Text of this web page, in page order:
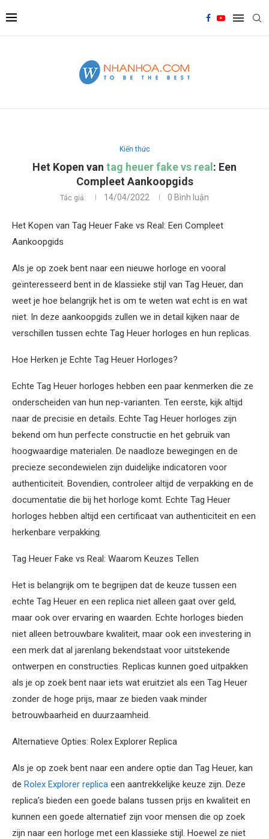
Kiến thức
Het Kopen van tag heuer fake vs real : Een
Compleet Aankoopgids
Tác giả: 14/04/2022 0 Bình luận
Het Kopen van Tag Heuer Fake vs Real: Een Compleet
Aankoopgids
Als je op zoek bent naar een nieuwe horloge en vooral
geïnteresseerd bent in de klassieke stijl van Tag Heuer, dan
weet je hoe belangrijk het is om te weten wat echt is en wat
niet. In deze aankoopgids zullen we in detail kijken naar de
verschillen tussen echte Tag Heuer horloges en hun replicas.
Hoe Herken je Echte Tag Heuer Horloges?
Echte Tag Heuer horloges hebben een paar kenmerken die ze
onderscheiden van hun nep-varianten. Ten eerste, kijk altijd
naar de precisie en details. Echte Tag Heuer horloges zijn
bekend om hun perfecte constructie en het gebruik van
hoogwaardige materialen. De naadloze bewegingen en de
precieze secondewielen zijn duidelijke indicatoren voor
authenticiteit. Bovendien, controleer altijd de verpakking en de
documentatie die bij het horloge komt. Echte Tag Heuer
horloges hebben altijd een certificaat van authenticiteit en een
herkenbare verpakking.
Tag Heuer Fake vs Real: Waarom Keuzes Tellen
Het is belangrijk om te begrijpen dat de keuze tussen een
echte Tag Heuer en een replica niet alleen gaat over geld,
maar ook over ervaring en waarden. Echte horloges bieden
niet alleen betrouwbare kwaliteit, maar ook een investering in
een merk dat al jarenlang bekendstaat voor uitstekende
ontwerpen en constructies. Replicas kunnen goed uitpakken
als je op zoek bent naar iets wat eruitziet als een Tag Heuer
zonder de hoge prijs, maar ze bieden vaak minder
betrouwbaarheid en duurzaamheid.
Alternatieve Opties: Rolex Explorer Replica
Als je op zoek bent naar een andere optie dan Tag Heuer, kan
de Rolex Explorer replica een aantrekkelijke keuze zijn. Deze
replica’s bieden een goede balans tussen prijs en kwaliteit en
kunnen een goede alternatief zijn voor mensen die op zoek
zijn naar een horloge met een klassieke stijl. Hoewel ze niet